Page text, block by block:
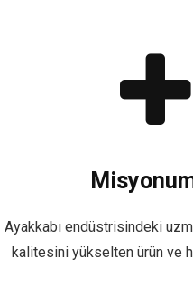
Ayakkabı endüstrisindeki
kalitesini yükselten ürün ve